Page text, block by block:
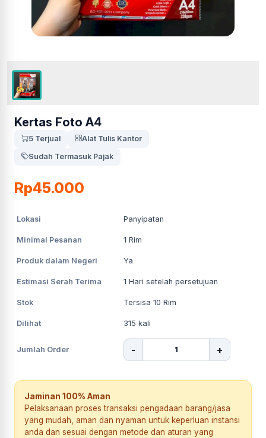
Kertas Foto A4
5 Terjual
Alat Tulis Kantor
Sudah Termasuk Pajak
Rp45.000
Lokasi Panyipatan
Minimal Pesanan 1 Rim
Produk dalam Negeri Ya
Estimasi Serah Terima 1 Hari setelah persetujuan
Stok Tersisa 10 Rim
Dilihat 315 kali
Jumlah Order - +
Jaminan 100% Aman
Pelaksanaan proses transaksi pengadaan barang/jasa
yang mudah, aman dan nyaman untuk keperluan instansi
anda dan sesuai dengan metode dan aturan yang